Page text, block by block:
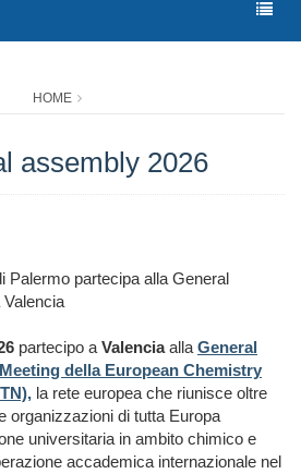
HOME
assembly 2026
Palermo partecipa alla General
partecipo aValenciaallaGeneral
della European Chemistry
la rete europea che riunisce oltre
organizzazioni di tutta Europa
universitaria in ambito chimico e
accademica internazionale nel